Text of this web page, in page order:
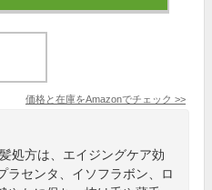
価格と在庫をAmazonでチェック >>
処方は、エイジングケア効
ラセンタ、イソフラボン、ロ